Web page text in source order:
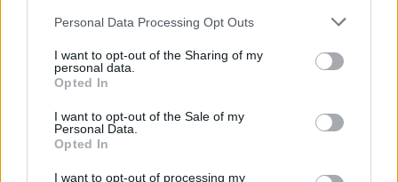
Personal Data Processing Opt Outs
I want to opt-out of the Sharing of my
personal data.
Opted In
I want to opt-out of the Sale of my
Personal Data.
Opted In
I want to opt-out of processing my